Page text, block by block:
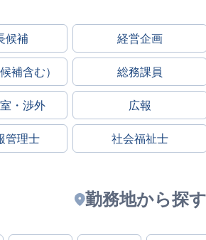
候補 経営企画
補含む） 総務課員
・渉外 広報
管理士 社会福祉士
勤務地から探す